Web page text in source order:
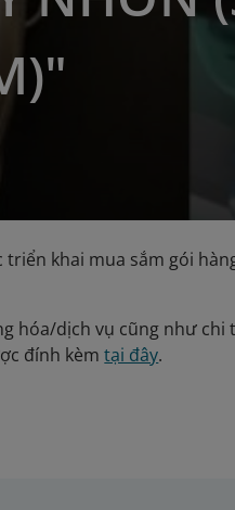
triển khai mua sắm gói
hóa/dịch vụ cũng như chi
đính kèmtại đây.